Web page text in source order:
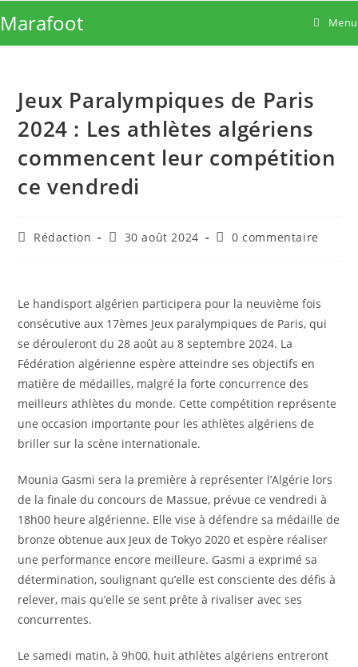
to
content
Marafoot Menu
Jeux Paralympiques de Paris
2024 : Les athlètes algériens
commencent leur compétition
ce vendredi
Auteur/autrice
Rédaction
Publication
30 août 2024
Commentaires
0 commentaire
Le handisport algérien participera pour la neuvième fois
consécutive aux 17èmes Jeux paralympiques de Paris, qui
se dérouleront du 28 août au 8 septembre 2024. La
Fédération algérienne espère atteindre ses objectifs en
matière de médailles, malgré la forte concurrence des
meilleurs athlètes du monde. Cette compétition représente
une occasion importante pour les athlètes algériens de
briller sur la scène internationale.
Mounia Gasmi sera la première à représenter l’Algérie lors
de la finale du concours de Massue, prévue ce vendredi à
18h00 heure algérienne. Elle vise à défendre sa médaille de
bronze obtenue aux Jeux de Tokyo 2020 et espère réaliser
une performance encore meilleure. Gasmi a exprimé sa
détermination, soulignant qu’elle est consciente des défis à
relever, mais qu’elle se sent prête à rivaliser avec ses
concurrentes.
Le samedi matin, à 9h00, huit athlètes algériens entreront